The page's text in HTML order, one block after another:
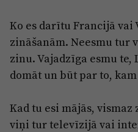
Ko es darītu Francijā vai
zināšanām. Neesmu tur
zinu. Vajadzīga esmu
domāt un būt par to,
Kad tu esi mājās,
viņi tur televīzijā vai